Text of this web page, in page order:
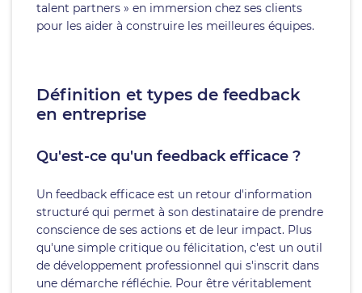
talent partners » en immersion chez ses clients
pour les aider à construire les meilleures équipes.
Définition et types de feedback
en entreprise
Qu'est-ce qu'un feedback efficace ?
Un feedback efficace est un retour d'information
structuré qui permet à son destinataire de prendre
conscience de ses actions et de leur impact. Plus
qu'une simple critique ou félicitation, c'est un outil
de développement professionnel qui s'inscrit dans
une démarche réfléchie. Pour être véritablement